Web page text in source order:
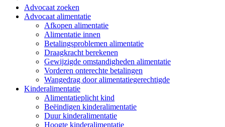
Advocaat zoeken
Advocaat alimentatie
Afkopen alimentatie
Alimentatie innen
Betalingsproblemen alimentatie
Draagkracht berekenen
Gewijzigde omstandigheden alimentatie
Vorderen onterechte betalingen
Wangedrag door alimentatiegerechtigde
Kinderalimentatie
Alimentatieplicht kind
Beëindigen kinderalimentatie
Duur kinderalimentatie
Hoogte kinderalimentatie